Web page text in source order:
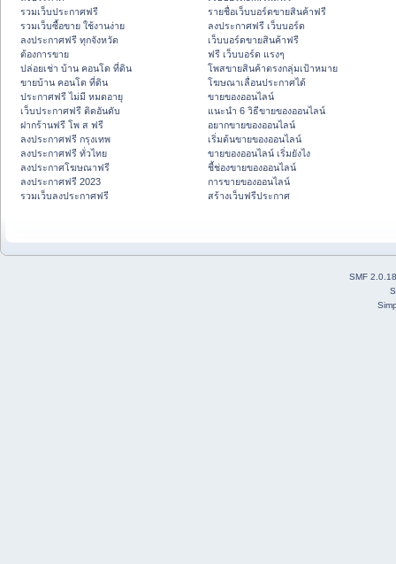
รวมเว็บประกาศฟรี
รวมเว็บซื้อขาย ใช้งานง่าย
ลงประกาศฟรี ทุกจังหวัด
ต้องการขาย
ปล่อยเช่า บ้าน คอนโด ที่ดิน
ขายบ้าน คอนโด ที่ดิน
ประกาศฟรี ไม่มี หมดอายุ
เว็บประกาศฟรี ติดอันดับ
ฝากร้านฟรี โพ ส ฟรี
ลงประกาศฟรี กรุงเทพ
ลงประกาศฟรี ทั่วไทย
ลงประกาศโฆษณาฟรี
ลงประกาศฟรี 2023
รวมเว็บลงประกาศฟรี
รายชื่อเว็บบอร์ดขายสินค้าฟรี
ลงประกาศฟรี เว็บบอร์ด
เว็บบอร์ดขายสินค้าฟรี
ฟรี เว็บบอร์ด แรงๆ
โพสขายสินค้าตรงกลุ่มเป้าหมาย
โฆษณาเลื่อนประกาศได้
ขายของออนไลน์
แนะนำ 6 วิธีขายของออนไลน์
อยากขายของออนไลน์
เริ่มต้นขายของออนไลน์
ขายของออนไลน์ เริ่มยังไง
ชี้ช่องขายของออนไลน์
การขายของออนไลน์
สร้างเว็บฟรีประกาศ
SMF 2.0.18